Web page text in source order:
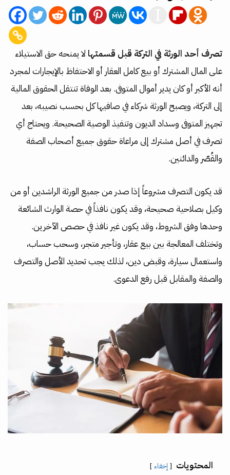
تصرف أحد الورثة في التركة قبل قسمتها لا يمنحه حق الاستيلاء
على المال المشترك أو بيع كامل العقار أو الاحتفاظ بالإيجارات لمجرد
أنه الأكبر أو كان يدير أموال المتوفى. بعد الوفاة تنتقل الحقوق المالية
إلى التركة، ويصبح الورثة شركاء في صافيها كل بحسب نصيبه، بعد
تجهيز المتوفى وسداد الديون وتنفيذ الوصية الصحيحة. ويحتاج أي
تصرف في أصل مشترك إلى مراعاة حقوق جميع أصحاب الصفة
والقُصّر والدائنين.
قد يكون التصرف مشروعاً إذا صدر من جميع الورثة الراشدين أو من
وكيل بصلاحية صحيحة، وقد يكون نافذاً في حصة الوارث الشائعة
وحدها وفق الشروط، وقد يكون غير نافذ في حصص الآخرين.
وتختلف المعالجة بين بيع عقار، وتأجير متجر، وسحب حساب،
واستعمال سيارة، وقبض دين، لذلك يجب تحديد الأصل والتصرف
والصفة والمقابل قبل رفع الدعوى.
المحتويات إخفاء